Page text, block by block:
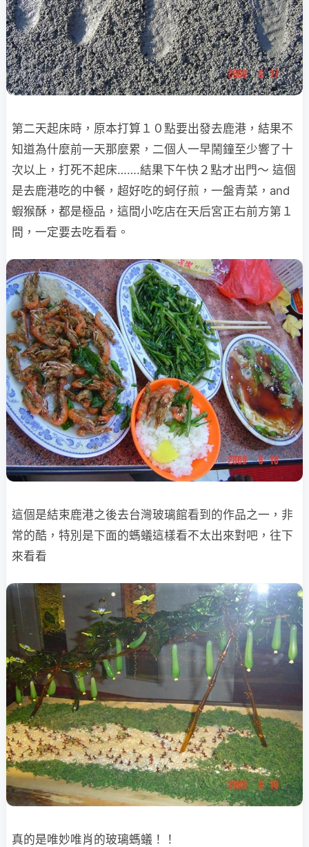
第二天起床時，原本打算１０點要出發去鹿港，結果不
知道為什麼前一天那麼累，二個人一早鬧鐘至少響了十
次以上，打死不起床…….結果下午快２點才出門～ 這個
是去鹿港吃的中餐，超好吃的蚵仔煎，一盤青菜，and
蝦猴酥，都是極品，這間小吃店在天后宮正右前方第１
間，一定要去吃看看。
這個是結束鹿港之後去台灣玻璃館看到的作品之一，非
常的酷，特別是下面的螞蟻這樣看不太出來對吧，往下
來看看
真的是唯妙唯肖的玻璃螞蟻！！